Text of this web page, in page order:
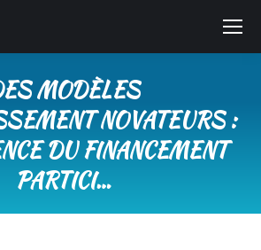
MODÈLES
NOVATEURS :
DU FINANCEMENT
PARTICI…